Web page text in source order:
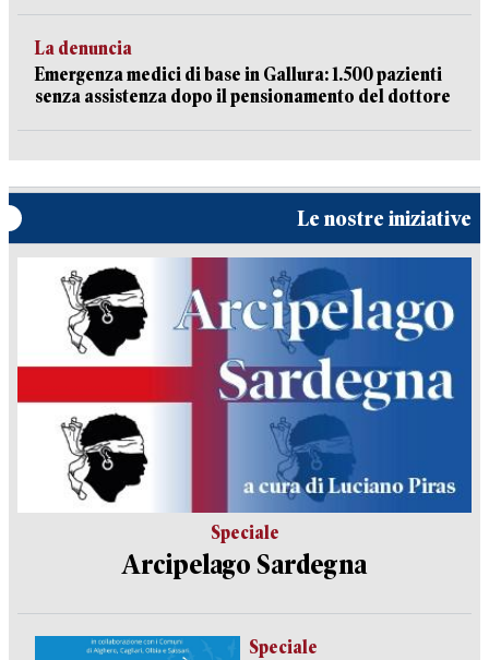
La denuncia
Emergenza medici di base in Gallura: 1.500 pazienti
senza assistenza dopo il pensionamento del dottore
Le nostre iniziative
Speciale
Arcipelago Sardegna
Speciale